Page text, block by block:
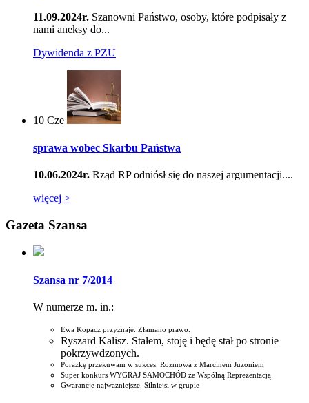
11.09.2024r. Szanowni Państwo, osoby, które podpisały z
nami aneksy do...
Dywidenda z PZU
10 Cze
sprawa wobec Skarbu Państwa
10.06.2024r. Rząd RP odniósł się do naszej argumentacji....
więcej >
Gazeta Szansa
Szansa nr 7/2014
W numerze m. in.:
Ewa Kopacz przyznaje. Złamano prawo.
Ryszard Kalisz. Stałem, stoję i będę stał po stronie
pokrzywdzonych.
Porażkę przekuwam w sukces. Rozmowa z Marcinem Juzoniem
Super konkurs WYGRAJ SAMOCHÓD ze Wspólną Reprezentacją
Gwarancje najważniejsze. Silniejsi w grupie